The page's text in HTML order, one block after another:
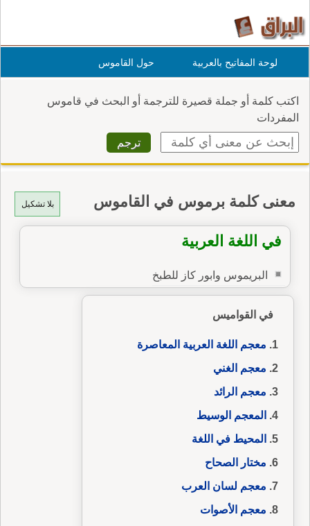
لوحة المفاتيح بالعربية حول القاموس
اكتب كلمة أو جملة قصيرة للترجمة أو البحث في قاموس
المفردات
بلا تشكيل معنى كلمة برموس في القاموس
في اللغة العربية
البريموس وابور كاز للطبخ
في القواميس
معجم اللغة العربية المعاصرة
معجم الغني
معجم الرائد
المعجم الوسيط
المحيط في اللغة
مختار الصحاح
معجم لسان العرب
معجم الأصوات